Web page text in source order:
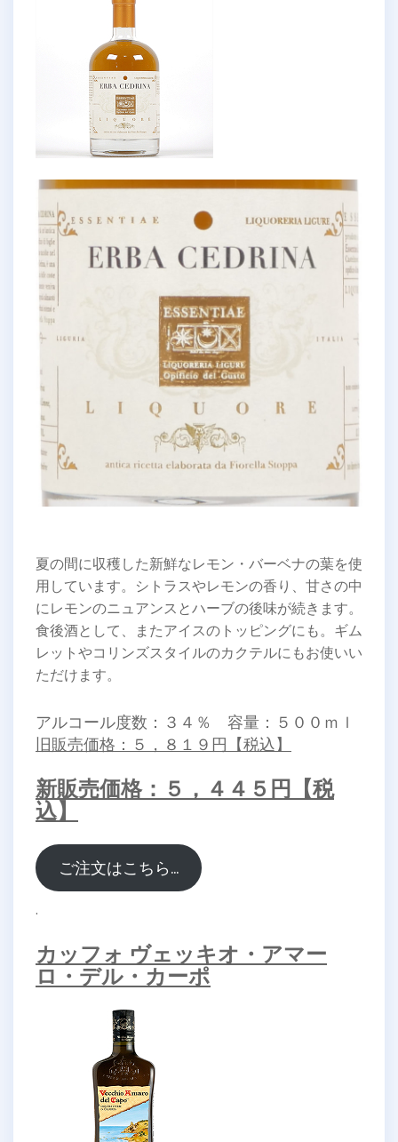
夏の間に収穫した新鮮なレモン・バーベナの葉を使
用しています。シトラスやレモンの香り、甘さの中
にレモンのニュアンスとハーブの後味が続きます。
食後酒として、またアイスのトッピングにも。ギム
レットやコリンズスタイルのカクテルにもお使いい
ただけます。
アルコール度数：３４％ 容量：５００ｍｌ
旧販売価格：５，８１９円【税込】
新販売価格：５，４４５円【税
込】
ご注文はこちら…
.
カッフォ ヴェッキオ・アマー
ロ・デル・カーポ